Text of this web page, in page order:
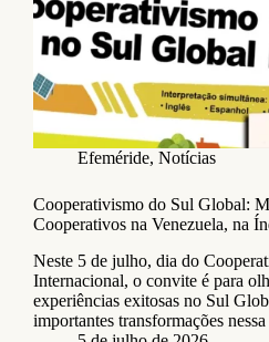
Efeméride, Notícias
Cooperativismo do Sul Global:
Cooperativos na Venezuela, na
Neste 5 de julho, dia do
Internacional, o convite é para
experiências exitosas no Sul
importantes transformações nessa